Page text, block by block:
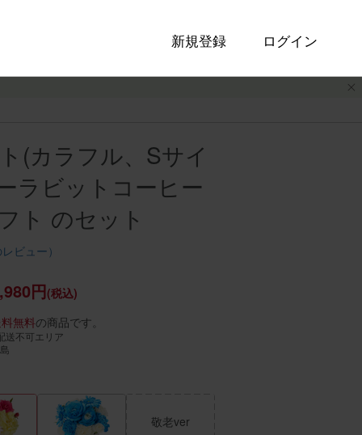
新規登録 ログイン
(カラフル、Sサイ
ラビットコーヒー
ト のセット
ビュー）
円(税込)
無料の商品です。
送不可エリア
敬老ver